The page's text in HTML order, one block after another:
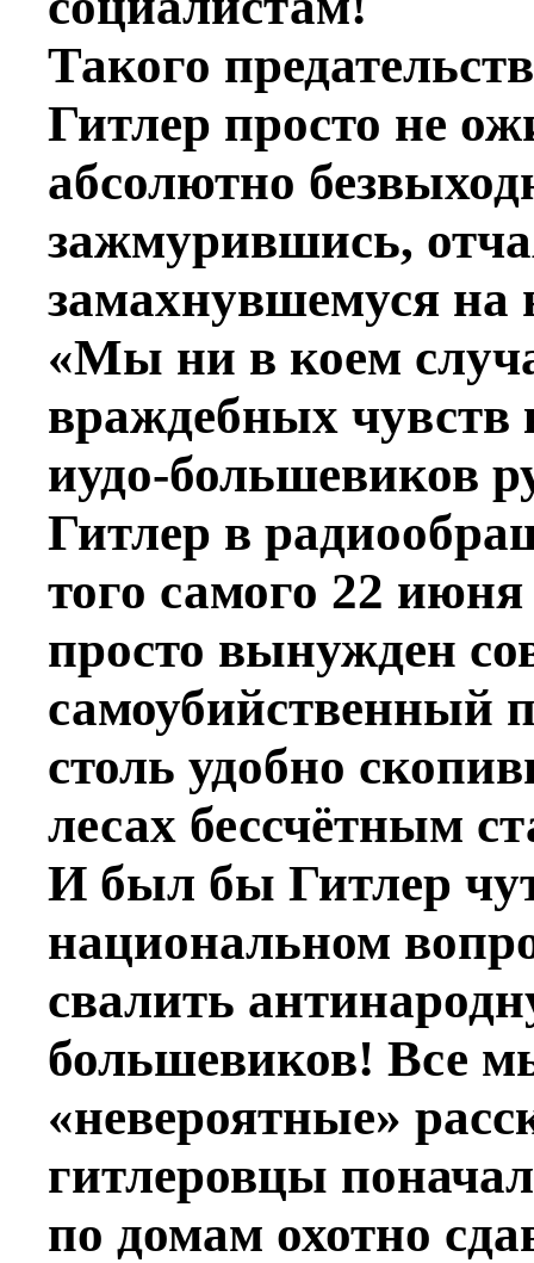
Такого
Гитлер просто не
абсолютно
зажмурившись,
замахнувшемуся на
«Мы ни в коем
враждебных
иудо-большевиков
Гитлер в
того самого 22
просто вынужден
самоубийственный
столь удобно
лесах бессчётным
И был бы Гитлер
национальном
свалить
большевиков! Все
«невероятные»
гитлеровцы
по домам охотно